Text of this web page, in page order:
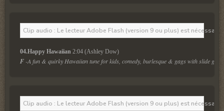
Clip audio : Le lecteur Adobe Flash (version 9 ou plus) est
04.Happy Hawaiian 2:04 (Ashley Dow)
F -A fun & quirky Hawaiian tune for kids, comedy, burlesque & gags with slide
Clip audio : Le lecteur Adobe Flash (version 9 ou plus) est